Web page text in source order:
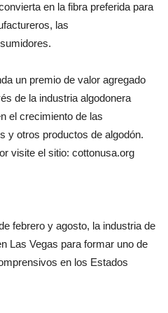
en la fibra preferida para
las
un premio de valor agregado
de la industria algodonera
el crecimiento de las
y otros productos de algodón.
visite el sitio: cottonusa.org
febrero y agosto, la industria de
Las Vegas para formar uno de
en los Estados